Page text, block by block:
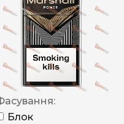
Блок